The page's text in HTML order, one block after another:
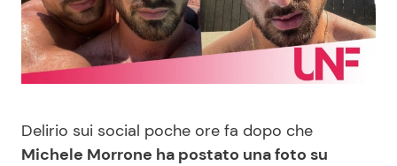
Benessere
Casa
Moda e Style
Cucina e Ricette
Consigli di Cucina
Dolci
Delirio sui social poche ore fa dopo che
Michele Morrone ha postato una foto su